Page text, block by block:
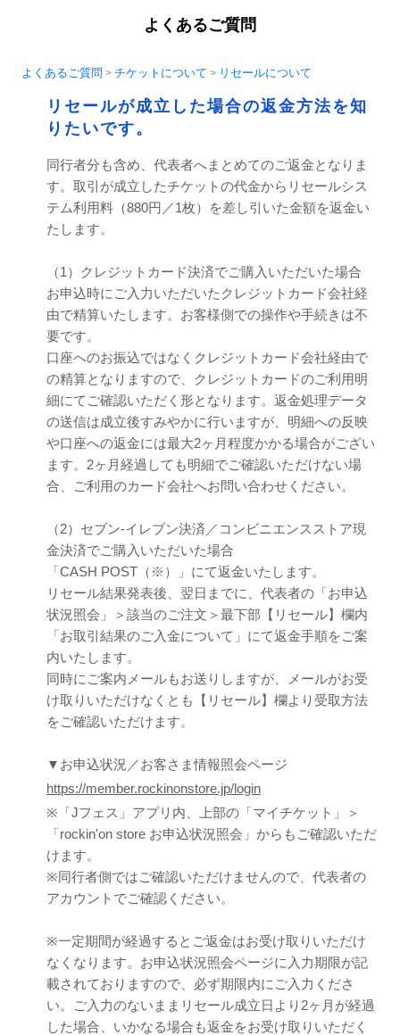
よくあるご質問
よくあるご質問 > チケットについて > リセールについて
リセールが成立した場合の返金方法を知
りたいです。
同行者分も含め、代表者へまとめてのご返金となりま
す。取引が成立したチケットの代金からリセールシス
テム利用料（880円／1枚）を差し引いた金額を返金い
たします。
（1）クレジットカード決済でご購入いただいた場合
お申込時にご入力いただいたクレジットカード会社経
由で精算いたします。お客様側での操作や手続きは不
要です。
口座へのお振込ではなくクレジットカード会社経由で
の精算となりますので、クレジットカードのご利用明
細にてご確認いただく形となります。返金処理データ
の送信は成立後すみやかに行いますが、明細への反映
や口座への返金には最大2ヶ月程度かかる場合がござい
ます。2ヶ月経過しても明細でご確認いただけない場
合、ご利用のカード会社へお問い合わせください。
（2）セブン-イレブン決済／コンビニエンスストア現
金決済でご購入いただいた場合
「CASH POST（※）」にて返金いたします。
リセール結果発表後、翌日までに、代表者の「お申込
状況照会」＞該当のご注文＞最下部【リセール】欄内
「お取引結果のご入金について」にて返金手順をご案
内いたします。
同時にご案内メールもお送りしますが、メールがお受
け取りいただけなくとも【リセール】欄より受取方法
をご確認いただけます。
▼お申込状況／お客さま情報照会ページ
https://member.rockinonstore.jp/login
※「Jフェス」アプリ内、上部の「マイチケット」＞
「rockin'on store お申込状況照会」からもご確認いただ
けます。
※同行者側ではご確認いただけませんので、代表者の
アカウントでご確認ください。
※一定期間が経過するとご返金はお受け取りいただけ
なくなります。お申込状況照会ページに入力期限が記
載されておりますので、必ず期限内にご入力くださ
い。ご入力のないままリセール成立日より2ヶ月が経過
した場合、いかなる場合も返金をお受け取りいただく